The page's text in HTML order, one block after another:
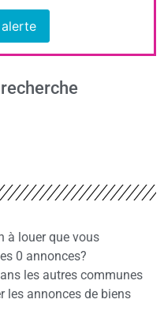
à louer que vous
0 annonces?
les autres communes
les annonces de biens